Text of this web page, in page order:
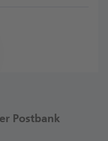
Ich freue
Postbank